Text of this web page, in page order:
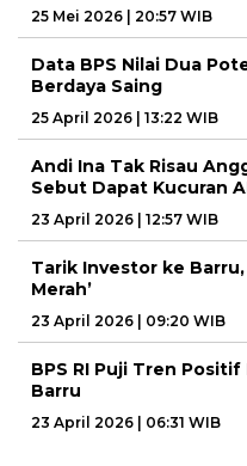
25 Mei 2026 | 20:57 WIB
Data BPS Nilai Dua
Berdaya Saing
25 April 2026 | 13:22 WIB
Andi Ina Tak Risau
Sebut Dapat Kucuran
23 April 2026 | 12:57 WIB
Tarik Investor ke
Merah’
23 April 2026 | 09:20 WIB
BPS RI Puji Tren
Barru
23 April 2026 | 06:31 WIB